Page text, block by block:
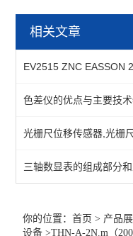
仪器仪表
相关文章
EV2515 ZNC EASSON
色差仪的优点与主要技
光栅尺位移传感器,光栅
三轴数显表的组成部分
你的位置：首页 > 产品
设备 >THN-A-2N.m（